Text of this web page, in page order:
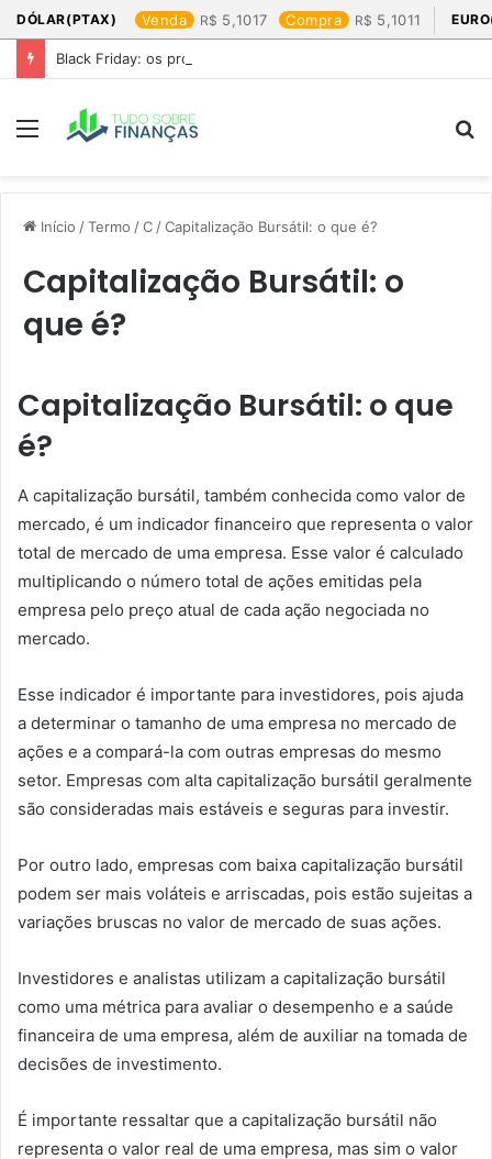
DÓLAR(PTAX) Venda 5,1017 Compra 5,1011
Black Friday: os produtos que mais valem a pena
Menu
Início /Termo /C /Capitalização Bursátil: o que é?
Capitalização Bursátil: o
que é?
Capitalização Bursátil: o que
é?
A capitalização bursátil, também conhecida como valor de
mercado, é um indicador financeiro que representa o valor
total de mercado de uma empresa. Esse valor é calculado
multiplicando o número total de ações emitidas pela
empresa pelo preço atual de cada ação negociada no
mercado.
Esse indicador é importante para investidores, pois ajuda
a determinar o tamanho de uma empresa no mercado de
ações e a compará-la com outras empresas do mesmo
setor. Empresas com alta capitalização bursátil geralmente
são consideradas mais estáveis e seguras para investir.
Por outro lado, empresas com baixa capitalização bursátil
podem ser mais voláteis e arriscadas, pois estão sujeitas a
variações bruscas no valor de mercado de suas ações.
Investidores e analistas utilizam a capitalização bursátil
como uma métrica para avaliar o desempenho e a saúde
financeira de uma empresa, além de auxiliar na tomada de
decisões de investimento.
É importante ressaltar que a capitalização bursátil não
representa o valor real de uma empresa, mas sim o valor